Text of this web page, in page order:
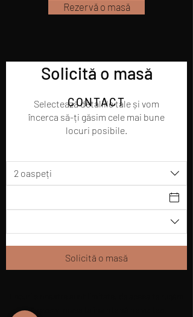
Rezervă o masă
Solicită o masă
Selectează detaliile tale și vom
încerca să-ți găsim cele mai bune
locuri posibile.
2 oaspeți
Solicită o masă
CONTACT
să rezervi masa ta înainte să ne vizitezi.